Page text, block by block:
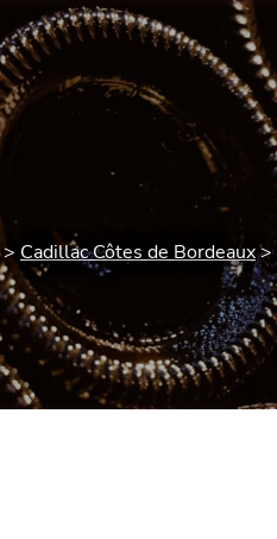
Cadillac Côtes de Bordeaux